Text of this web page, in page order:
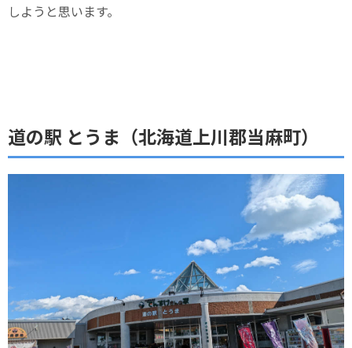
しようと思います。
道の駅 とうま（北海道上川郡当麻町）